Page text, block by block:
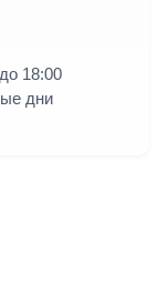
18:00
дни